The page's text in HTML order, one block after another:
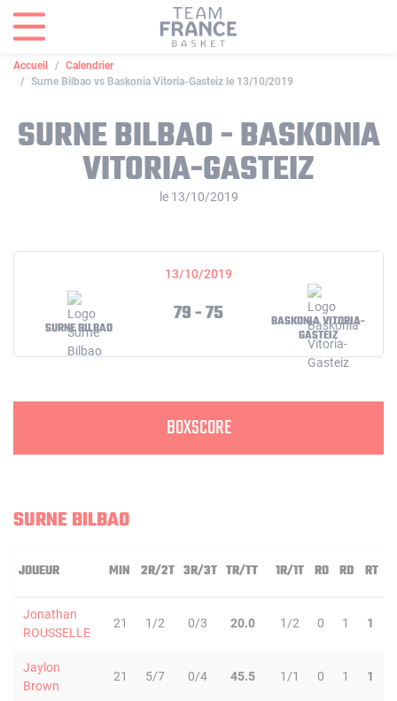
Accueil
Calendrier
Surne Bilbao vs Baskonia Vitoria-Gasteiz le 13/10/2019
SURNE BILBAO - BASKONIA
VITORIA-GASTEIZ
le 13/10/2019
13/10/2019
SURNE BILBAO
79 - 75
BASKONIA VITORIA-
GASTEIZ
BOXSCORE
SURNE BILBAO
JOUEUR MIN 2R/2T 3R/3T TR/TT 1R/1T RO RD RT
Jonathan
ROUSSELLE
21 1/2 0/3 20.0 1/2 0 1 1
Jaylon
Brown
21 5/7 0/4 45.5 1/1 0 1 1
Panneau de gestion des cookies